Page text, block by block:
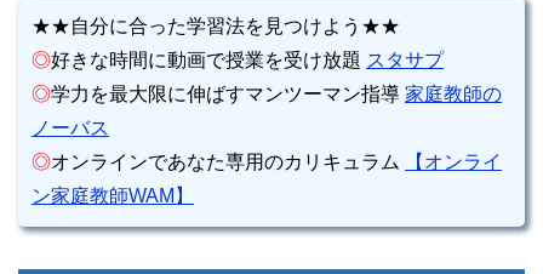
★★自分に合った学習法を見つけよう★★
◎好きな時間に動画で授業を受け放題 スタサプ
◎学力を最大限に伸ばすマンツーマン指導 家庭教師の
ノーバス
◎オンラインであなた専用のカリキュラム
【オンライ
ン家庭教師WAM】